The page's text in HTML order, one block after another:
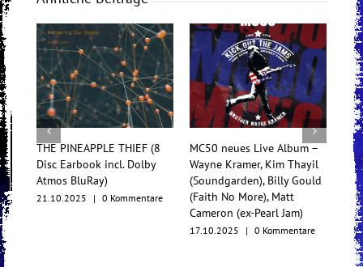
THE PINEAPPLE THIEF (8
Disc Earbook incl. Dolby
Atmos BluRay)
21.10.2025 | 0 Kommentare
MC50 neues Live Album –
Wayne Kramer, Kim Thayil
(Soundgarden), Billy Gould
(Faith No More), Matt
Cameron (ex-Pearl Jam)
17.10.2025 | 0 Kommentare